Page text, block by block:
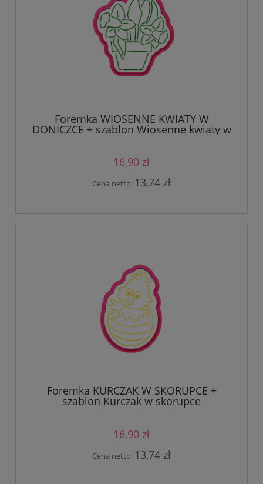
Foremka WIOSENNE KWIATY W
DONICZCE + szablon Wiosenne kwiaty w
16,90 zł
Cena netto: 13,74 zł
Foremka KURCZAK W SKORUPCE +
szablon Kurczak w skorupce
16,90 zł
Cena netto: 13,74 zł